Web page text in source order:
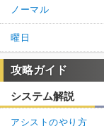
ノーマル
曜日
攻略ガイド
システム解説
アシストのやり方